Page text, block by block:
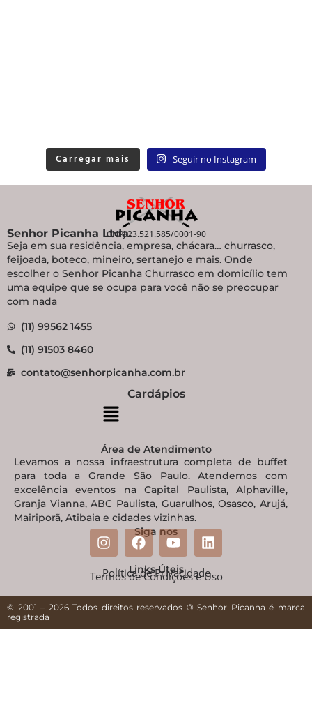
Carregar mais Seguir no Instagram
Senhor Picanha Ltda.CNPJ 23.521.585/0001-90
Seja em sua residência, empresa, chácara… churrasco,
feijoada, boteco, mineiro, sertanejo e mais. Onde
escolher o Senhor Picanha Churrasco em domicílio tem
uma equipe que se ocupa para você não se preocupar
com nada
(11) 99562 1455
(11) 91503 8460
contato@senhorpicanha.com.br
Cardápios
Área de Atendimento
Levamos a nossa infraestrutura completa de buffet
para toda a Grande São Paulo. Atendemos com
excelência eventos na Capital Paulista, Alphaville,
Granja Vianna, ABC Paulista, Guarulhos, Osasco, Arujá,
Mairiporã, Atibaia e cidades vizinhas.
Siga nos
Links Úteis
Política de Privacidade
Termos de Condições e Uso
© 2001 – 2026 Todos direitos reservados ® Senhor Picanha é marca
registrada